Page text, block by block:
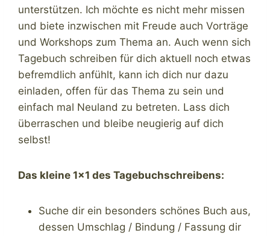
unterstützen. Ich möchte es nicht mehr missen
und biete inzwischen mit Freude auch Vorträge
und Workshops zum Thema an. Auch wenn sich
Tagebuch schreiben für dich aktuell noch etwas
befremdlich anfühlt, kann ich dich nur dazu
einladen, offen für das Thema zu sein und
einfach mal Neuland zu betreten. Lass dich
überraschen und bleibe neugierig auf dich
selbst!
Das kleine 1×1 des Tagebuchschreibens:
Suche dir ein besonders schönes Buch aus,
dessen Umschlag / Bindung / Fassung dir